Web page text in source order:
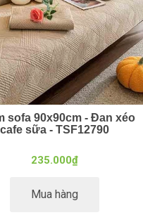
sofa 90x90cm - Đan xéo
cafe sữa - TSF12790
235.000₫
Mua hàng